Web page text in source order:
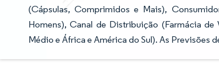
(Cápsulas, Comprimidos e Mais),
Homens), Canal de Distribuição (Farmácia
Médio e África e América do Sul). As Previsões